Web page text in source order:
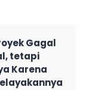
Gagal
tetapi
Karena